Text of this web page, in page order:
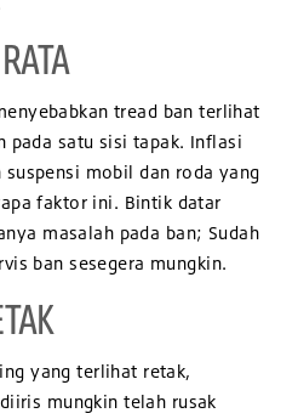
tread ban terlihat
pada satu sisi tapak. Inflasi
mobil dan roda yang
faktor ini. Bintik datar
masalah pada ban; Sudah
ban sesegera mungkin.
yang terlihat retak,
mungkin telah rusak